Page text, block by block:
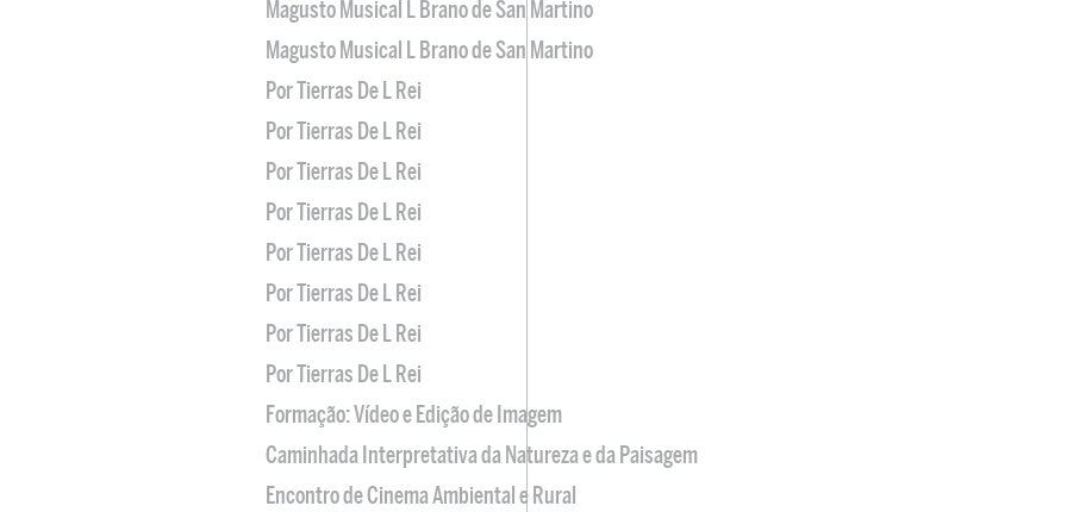
Magusto Musical L Brano de San Martino
Magusto Musical L Brano de San Martino
Por Tierras De L Rei
Por Tierras De L Rei
Por Tierras De L Rei
Por Tierras De L Rei
Por Tierras De L Rei
Por Tierras De L Rei
Por Tierras De L Rei
Por Tierras De L Rei
Formação: Vídeo e Edição de Imagem
Caminhada Interpretativa da Natureza e da Paisagem
Encontro de Cinema Ambiental e Rural